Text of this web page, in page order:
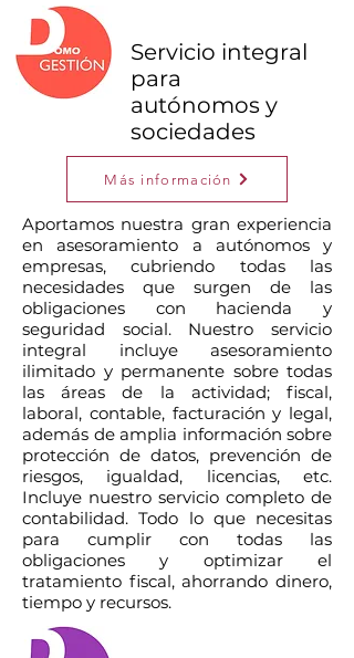
Servicio integral
para
autónomos y
sociedades
Más información
Aportamos nuestra gran experiencia
en asesoramiento a autónomos y
empresas, cubriendo todas las
necesidades que surgen de las
obligaciones con hacienda y
seguridad social. Nuestro servicio
integral incluye asesoramiento
ilimitado y permanente sobre todas
las áreas de la actividad; fiscal,
laboral, contable, facturación y legal,
además de amplia información sobre
protección de datos, prevención de
riesgos, igualdad, licencias, etc.
Incluye nuestro servicio completo de
contabilidad. Todo lo que necesitas
para cumplir con todas las
obligaciones y optimizar el
tratamiento fiscal, ahorrando dinero,
tiempo y recursos.